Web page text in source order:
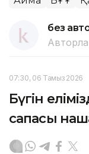
без
07:30, 06 Тамыз 2026
Бүгін
сапасы